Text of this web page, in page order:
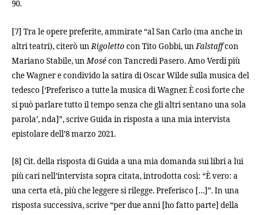
90.
[7] Tra le opere preferite, ammirate “al San Carlo (ma anche in
altri teatri), citerò unRigoletto con Tito Gobbi, unFalstaffcon
Mariano Stabile, unMosécon Tancredi Pasero. Amo Verdi più
che Wagner e condivido la satira di Oscar Wilde sulla musica del
tedesco [‘Preferisco a tutte la musica di Wagner. È così forte che
si può parlare tutto il tempo senza che gli altri sentano una sola
parola’, nda]”, scrive Guida in risposta a una mia intervista
epistolare dell’8 marzo 2021.
[8] Cit. della risposta di Guida a una mia domanda sui libri a lui
più cari nell’intervista sopra citata, introdotta così: “È vero: a
una certa età, più che leggere si rilegge. Preferisco […]”. In una
risposta successiva, scrive “per due anni [ho fatto parte] della